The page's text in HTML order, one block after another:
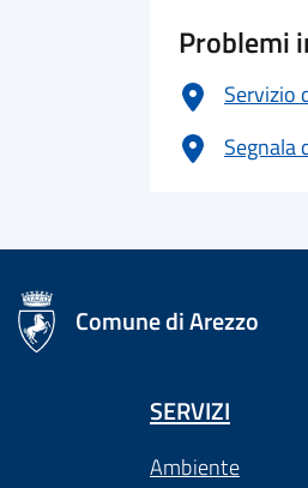
Problemi
Servizio
Segnala
Comune di Arezzo
SERVIZI
Ambiente